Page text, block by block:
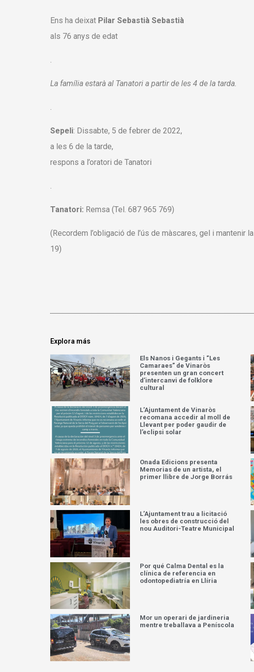
Ens ha deixat Pilar Sebastià Sebastià
als 76 anys de edat
.
La família estarà al Tanatori a partir de les 4 de la tarda.
.
Sepeli: Dissabte, 5 de febrer de 2022,
a les 6 de la tarde,
respons a l’oratori de Tanatori
.
Tanatori: Remsa (Tel. 687 965 769)
(Recordem l’obligació de l’ús de màscares, gel i mantenir la
19)
Explora más
Els Nanos i Gegants i “Les
Camaraes” de Vinaròs
presenten un gran concert
d’intercanvi de folklore
cultural
L’Ajuntament de Vinaròs
recomana accedir al moll de
Llevant per poder gaudir de
l’eclipsi solar
Onada Edicions presenta
Memorias de un artista, el
primer llibre de Jorge Borrás
L’Ajuntament trau a licitació
les obres de construcció del
nou Auditori-Teatre Municipal
Por qué Calma Dental es la
clínica de referencia en
odontopediatría en Llíria
Mor un operari de jardineria
mentre treballava a Peníscola